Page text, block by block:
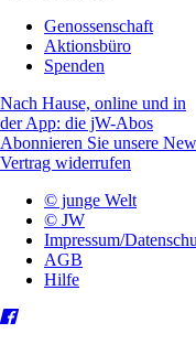
Genossenschaft
Aktionsbüro
Spenden
Nach Hause, online und in
der App: die jW-Abos
Abonnieren Sie unsere
Vertrag widerrufen
© junge Welt
© JW
Impressum/
AGB
Hilfe